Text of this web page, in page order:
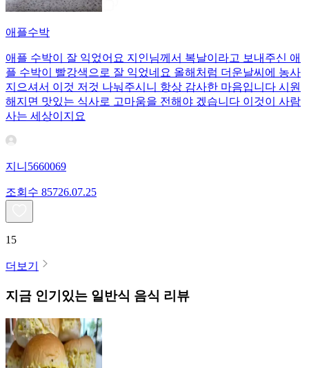
애플수박
애플 수박이 잘 익었어요 지인님께서 복날이라고 보내주신 애
플 수박이 빨강색으로 잘 익었네요 올해처럼 더운날씨에 농사
지으셔서 이것 저것 나눠주시니 항상 감사한 마음입니다 시원
해지면 맛있는 식사로 고마움을 전해야 겠습니다 이것이 사람
사는 세상이지요
지니5660069
조회수 85726.07.25
15
더보기
지금 인기있는 일반식 음식 리뷰